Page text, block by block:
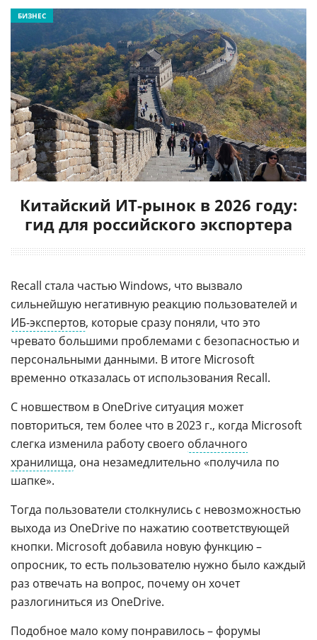
Китайский ИТ-рынок в 2026 году:
гид для российского экспортера
БИЗНЕС
Recall стала частью Windows, что вызвало
сильнейшую негативную реакцию пользователей и
ИБ-экспертов, которые сразу поняли, что это
чревато большими проблемами с безопасностью и
персональными данными. В итоге Microsoft
временно отказалась от использования Recall.
С новшеством в OneDrive ситуация может
повториться, тем более что в 2023 г., когда Microsoft
слегка изменила работу своего облачного
хранилища, она незамедлительно «получила по
шапке».
Тогда пользователи столкнулись с невозможностью
выхода из OneDrive по нажатию соответствующей
кнопки. Microsoft добавила новую функцию –
опросник, то есть пользователю нужно было каждый
раз отвечать на вопрос, почему он хочет
разлогиниться из OneDrive.
Подобное мало кому понравилось – форумы